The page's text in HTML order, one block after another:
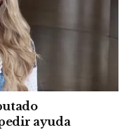
ayuda